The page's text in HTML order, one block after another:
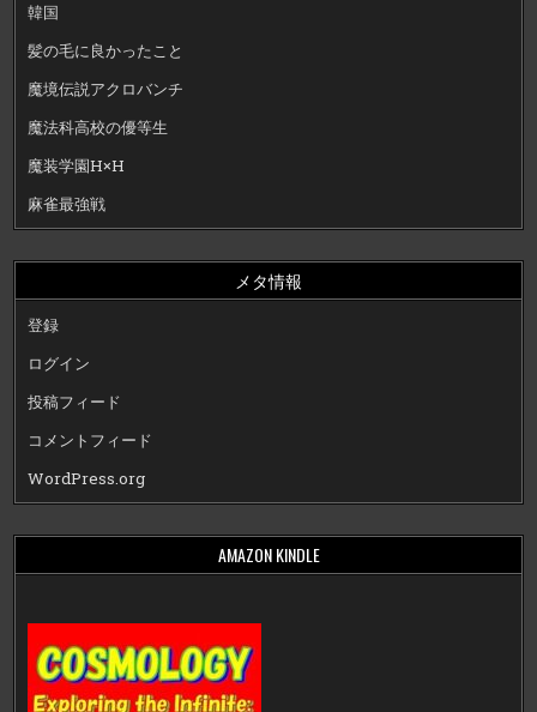
韓国
髪の毛に良かったこと
魔境伝説アクロバンチ
魔法科高校の優等生
魔装学園H×H
麻雀最強戦
メタ情報
登録
ログイン
投稿フィード
コメントフィード
WordPress.org
AMAZON KINDLE